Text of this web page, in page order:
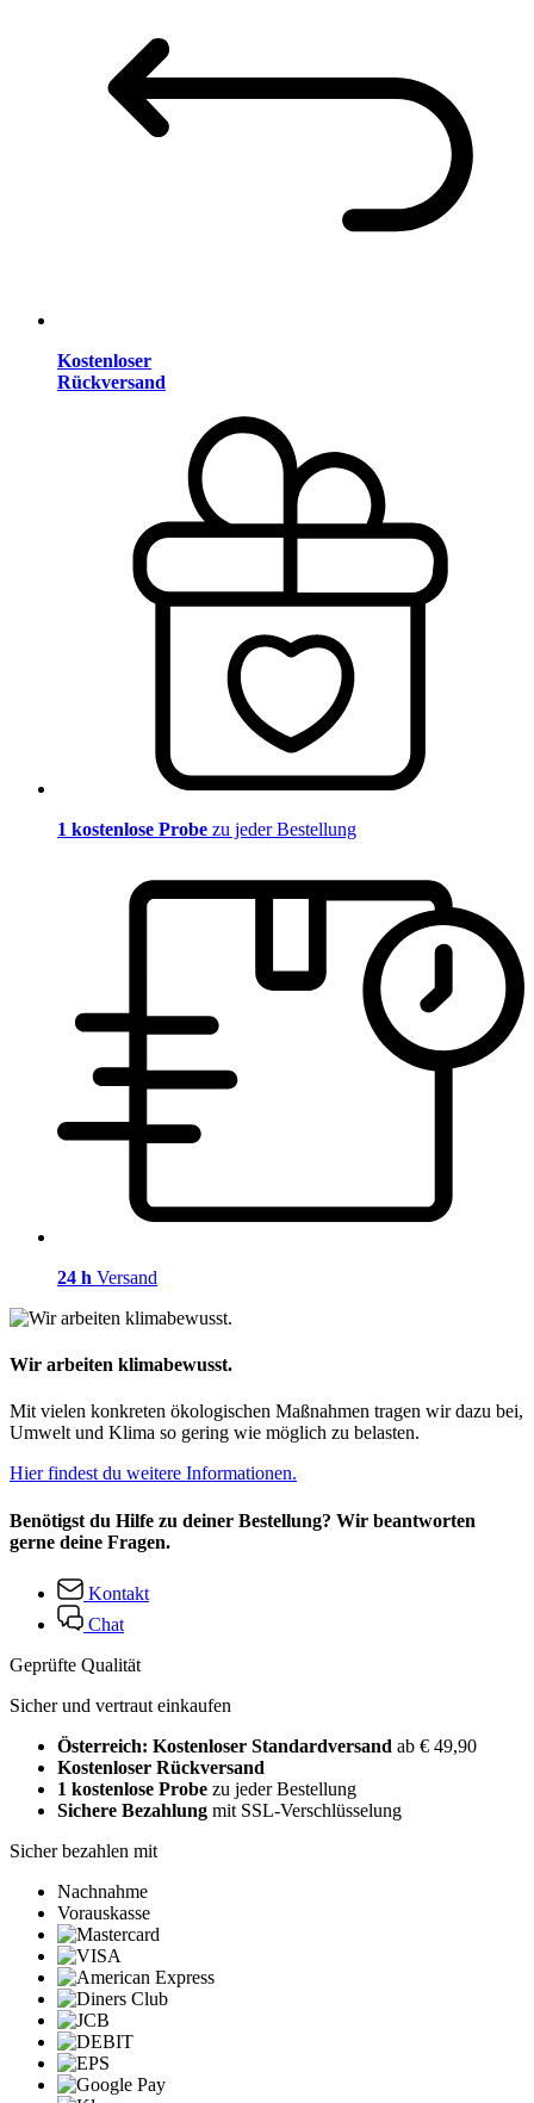
Kostenloser
Rückversand
1 kostenlose Probe zu jeder Bestellung
24 h Versand
Wir arbeiten klimabewusst.
Mit vielen konkreten ökologischen Maßnahmen tragen wir dazu bei,
Umwelt und Klima so gering wie möglich zu belasten.
Hier findest du weitere Informationen.
Benötigst du Hilfe zu deiner Bestellung? Wir beantworten
gerne deine Fragen.
Kontakt
Chat
Geprüfte Qualität
Sicher und vertraut einkaufen
Österreich: Kostenloser Standardversand ab € 49,90
Kostenloser Rückversand
1 kostenlose Probe zu jeder Bestellung
Sichere Bezahlung mit SSL-Verschlüsselung
Sicher bezahlen mit
Nachnahme
Vorauskasse